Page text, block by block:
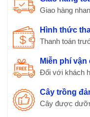
Giao hàng
Hình thức
Thanh toán
Miễn phí vận
Đối với khách
Cây trồng
Cây được